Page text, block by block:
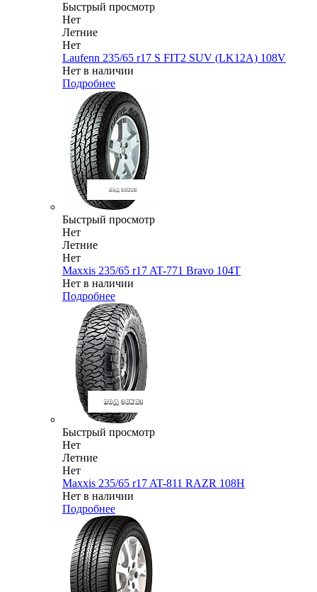
Быстрый просмотр
Нет
Летние
Нет
Laufenn 235/65 r17 S FIT2 SUV (LK12A) 108V
Нет в наличии
Подробнее
Быстрый просмотр
Нет
Летние
Нет
Maxxis 235/65 r17 AT-771 Bravo 104T
Нет в наличии
Подробнее
Быстрый просмотр
Нет
Летние
Нет
Maxxis 235/65 r17 AT-811 RAZR 108H
Нет в наличии
Подробнее